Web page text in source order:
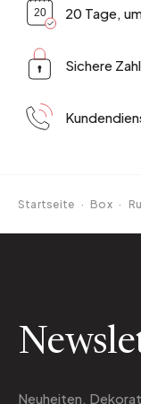
20 Tage,
Sichere
Startseite · Box ·
Neuheiten,